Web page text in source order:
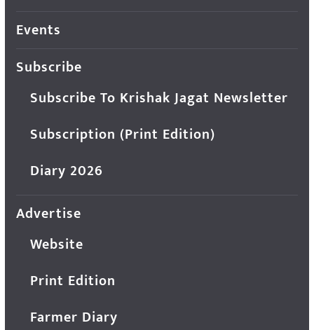
Events
Subscribe
Subscribe To Krishak Jagat Newsletter
Subscription (Print Edition)
Diary 2026
Advertise
Website
Print Edition
Farmer Diary